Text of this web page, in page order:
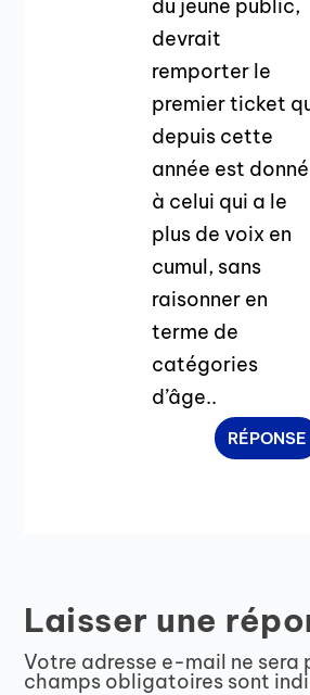
du jeune public,
devrait
remporter le
premier ticket
depuis cette
année est donné
à celui qui a le
plus de voix en
cumul, sans
raisonner en
terme de
catégories
d’âge..
RÉPONSE
Laisser une
Votre adresse e-mail ne sera
champs obligatoires sont